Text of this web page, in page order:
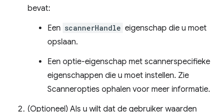
bevat:
Een scannerHandle eigenschap die u moet
opslaan.
Een optie-eigenschap met scannerspecifieke
eigenschappen die u moet instellen. Zie
Scanneropties ophalen voor meer informatie.
(Optioneel) Als u wilt dat de gebruiker waarden